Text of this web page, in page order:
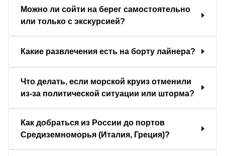
Можно ли сойти на берег самостоятельно
или только с экскурсией?
Какие развлечения есть на борту лайнера?
Что делать, если морской круиз отменили
из-за политической ситуации или шторма?
Как добраться из России до портов
Средиземноморья (Италия, Греция)?